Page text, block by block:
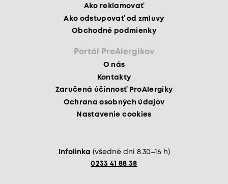
Ako reklamovať
Ako odstupovať od zmluvy
Obchodné podmienky
Portál PreAlergikov
O nás
Kontakty
Zaručená účinnosť ProAlergiky
Ochrana osobných údajov
Nastavenie cookies
Infolinka (všedné dni 8.30–16 h)
0233 41 88 38